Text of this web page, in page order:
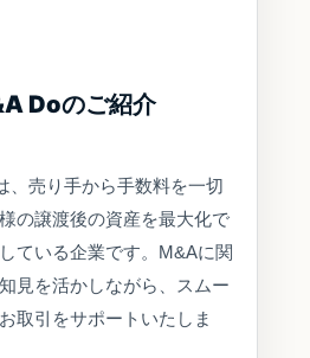
Doのご紹介
、売り手から手数料を一切
の譲渡後の資産を最大化で
ている企業です。M&Aに関
見を活かしながら、スムー
取引をサポートいたしま